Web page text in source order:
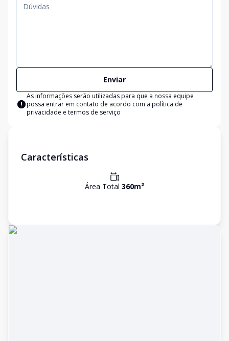
Enviar
As informações serão utilizadas para que a nossa equipe
possa entrar em contato de acordo com a política de
privacidade e termos de serviço
Características
Área Total 360m²